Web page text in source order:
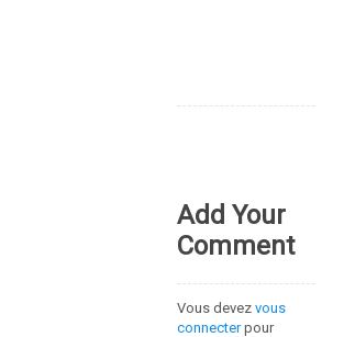
Add Your
Comment
Vous devez vous
connecterpour